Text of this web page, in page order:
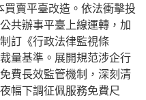
買賣平臺改造。依法衝擊投
共辦事平臺上線運轉，加
訂《行政法律監視條
量基準。展開規范涉企行
費長效監管機制，深刻清
幅下調征佩服務免費尺